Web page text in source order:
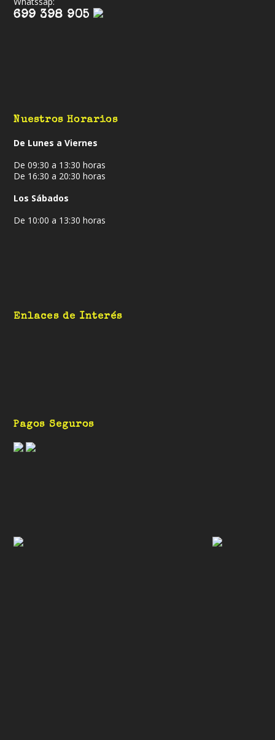
699 398 905
Nuestros Horarios
De Lunes a Viernes
De 09:30 a 13:30 horas
De 16:30 a 20:30 horas
Los Sábados
De 10:00 a 13:30 horas
Enlaces de Interés
Pagos Seguros